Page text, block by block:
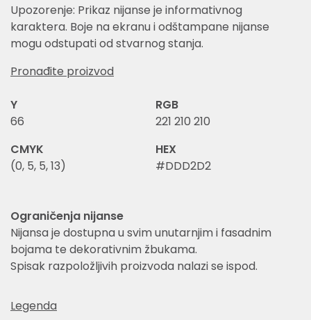
Upozorenje: Prikaz nijanse je informativnog
karaktera. Boje na ekranu i odštampane nijanse
mogu odstupati od stvarnog stanja.
Pronađite proizvod
Y
66
RGB
221 210 210
CMYK
(0, 5, 5, 13)
HEX
#DDD2D2
Ograničenja nijanse
Nijansa je dostupna u svim unutarnjim i fasadnim
bojama te dekorativnim žbukama.
Spisak razpoložljivih proizvoda nalazi se ispod.
Legenda